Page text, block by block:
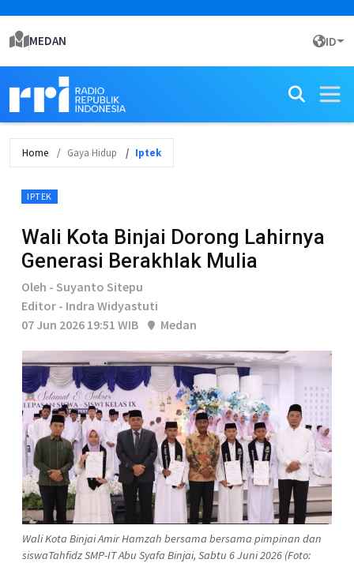
MEDAN ID
Home Gaya Hidup Iptek
IPTEK
Wali Kota Binjai Dorong Lahirnya
Generasi Berakhlak Mulia
Oleh - Suyanto Sitepu
Editor - Indra Widyastuti
07 Jun 2026 19:51 WIB
Medan
Wali Kota Binjai Amir Hamzah bersama bersama pimpinan dan
siswaTahfidz SMP-IT Abu Syafa Binjai, Sabtu 6 Juni 2026 (Foto: